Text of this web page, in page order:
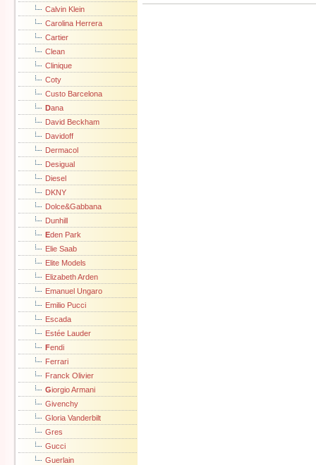
Calvin Klein
Carolina Herrera
Cartier
Clean
Clinique
Coty
Custo Barcelona
Dana
David Beckham
Davidoff
Dermacol
Desigual
Diesel
DKNY
Dolce&Gabbana
Dunhill
Eden Park
Elie Saab
Elite Models
Elizabeth Arden
Emanuel Ungaro
Emilio Pucci
Escada
Estée Lauder
Fendi
Ferrari
Franck Olivier
Giorgio Armani
Givenchy
Gloria Vanderbilt
Gres
Gucci
Guerlain